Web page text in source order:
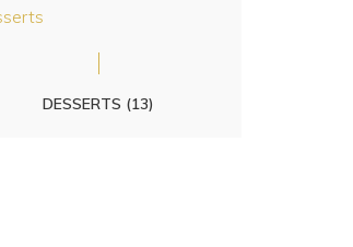
DESSERTS (13)